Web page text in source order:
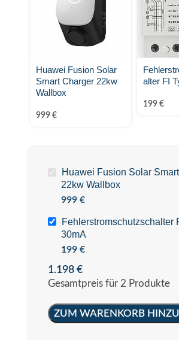
Huawei Fusion Solar
Smart Charger 22kw
Wallbox
999 €
alter FI
199 €
Huawei Fusion Solar
22kw Wallbox
999 €
Fehlerstromschutzschalter
30mA
199 €
1.198 €
Gesamtpreis für 2 Produkte
ZUM WARENKORB